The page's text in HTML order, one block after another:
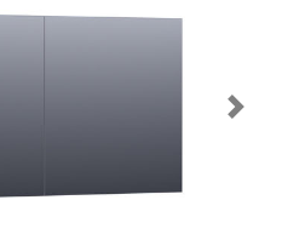
Next